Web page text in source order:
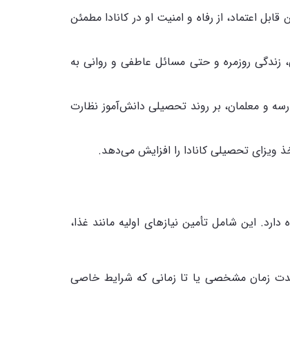
اعتماد، از رفاه و امنیت او در کانادا مطمئن
زندگی روزمره و حتی مسائل عاطفی و روانی به
و معلمان، بر روند تحصیلی دانش‌آموز نظارت
تحصیلی کانادا را افزایش می‌دهد.
این شامل تأمین نیازهای اولیه مانند غذا،
زمان مشخصی یا تا زمانی که شرایط خاصی